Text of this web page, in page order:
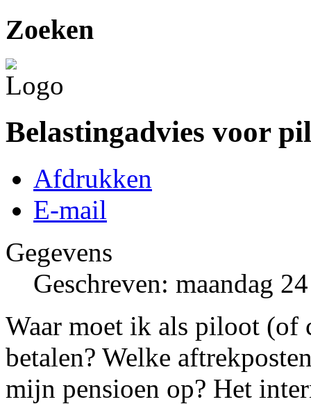
Zoeken
Belastingadvies voor
Afdrukken
E-mail
Gegevens
Geschreven: maandag
Waar moet ik als piloot (of
betalen? Welke
mijn pensioen op? Het